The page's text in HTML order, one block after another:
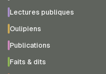
Lectures publiques
Oulipiens
Publications
Faits & dits